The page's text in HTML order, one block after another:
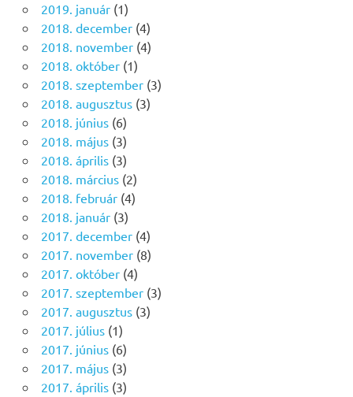
2019. január(1)
2018. december(4)
2018. november(4)
2018. október(1)
2018. szeptember(3)
2018. augusztus(3)
2018. június(6)
2018. május(3)
2018. április(3)
2018. március(2)
2018. február(4)
2018. január(3)
2017. december(4)
2017. november(8)
2017. október(4)
2017. szeptember(3)
2017. augusztus(3)
2017. július(1)
2017. június(6)
2017. május(3)
2017. április(3)